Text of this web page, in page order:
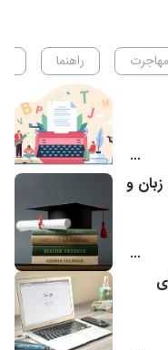
مهاجرت راهنما
زبان و